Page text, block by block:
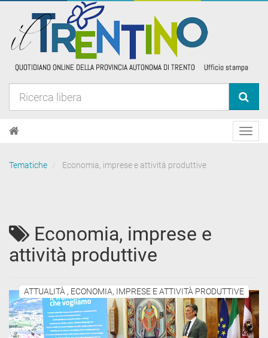
Tematiche Economia, imprese e attività produttive
Economia, imprese e
attività produttive
ATTUALITÀ , ECONOMIA, IMPRESE E ATTIVITÀ PRODUTTIVE